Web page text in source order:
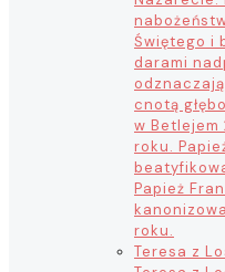
Świętego i
darami
cnotą
w Betlejem
roku.
Papież
roku.
Teresa z